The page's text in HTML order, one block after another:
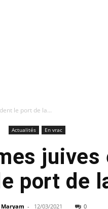
le port de la...
Actualités En vrac
port de
Maryam - 12/03/2021 0